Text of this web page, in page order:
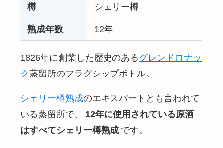
樽 シェリー樽
熟成年数 12年
1826年に創業した歴史のある グレンドロナッ
ク蒸留所のフラグシップボトル。
シェリー樽熟成のエキスパートとも言われて
いる蒸留所で、
12年に使用されている原酒
はすべてシェリー樽熟成 です。